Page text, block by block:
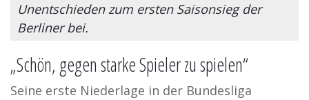
Unentschieden zum ersten Saisonsieg der
Berliner bei.
„Schön, gegen starke Spieler zu spielen“
Seine erste Niederlage in der Bundesliga